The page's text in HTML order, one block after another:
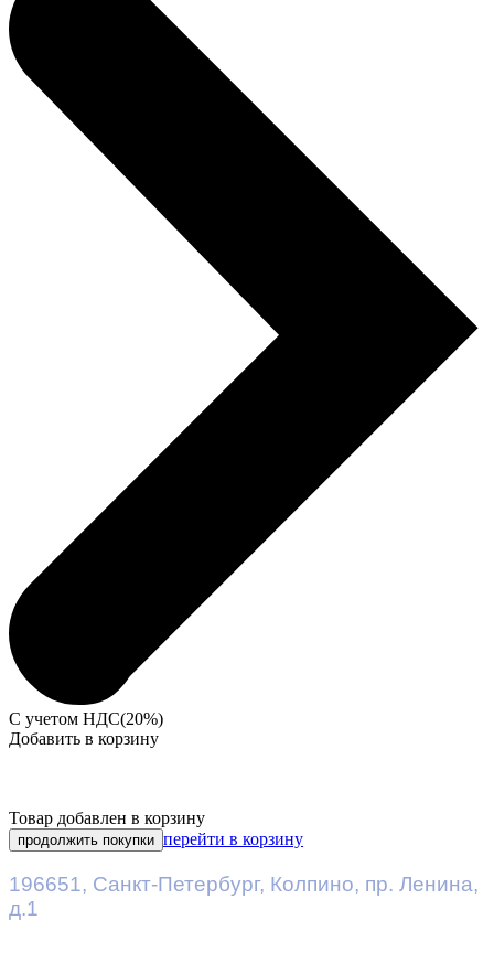
С учетом НДС(20%)
Добавить в корзину
Товар добавлен в корзину
продолжить покупки перейти в корзину
196651, Санкт-Петербург, Колпино, пр. Ленина,
д.1